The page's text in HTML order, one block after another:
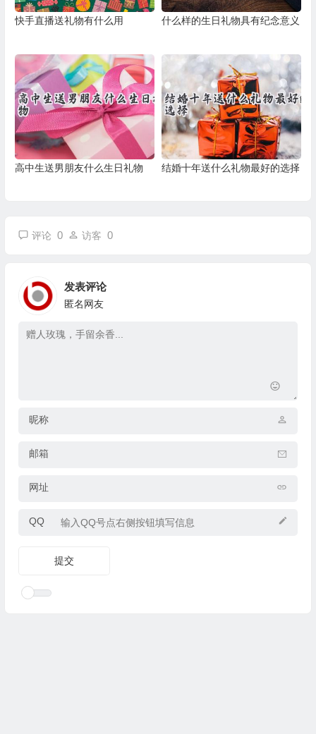
快手直播送礼物有什么用 什么样的生日礼物具有纪念意义
高中生送男朋友什么生日礼物 结婚十年送什么礼物最好的选择
评论 0 访客 0
发表评论
匿名网友
昵称
邮箱
网址
QQ